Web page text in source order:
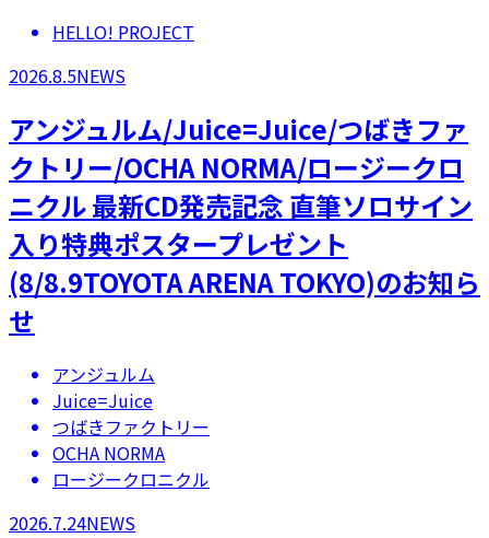
HELLO! PROJECT
2026.8.5NEWS
アンジュルム/Juice=Juice/つばきファ
クトリー/OCHA NORMA/ロージークロ
ニクル 最新CD発売記念 直筆ソロサイン
入り特典ポスタープレゼント
(8/8.9TOYOTA ARENA TOKYO)のお知ら
せ
アンジュルム
Juice=Juice
つばきファクトリー
OCHA NORMA
ロージークロニクル
2026.7.24NEWS